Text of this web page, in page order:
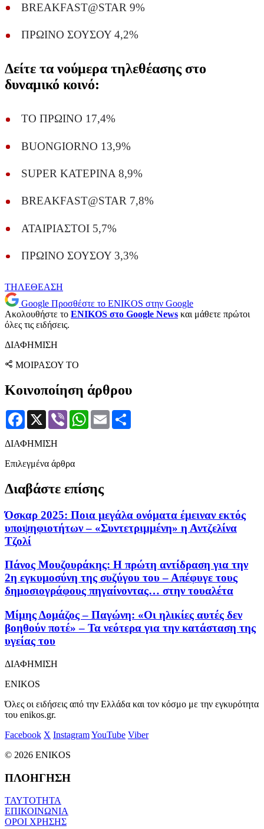
BREAKFAST@STAR 9%
ΠΡΩΙΝΟ ΣΟΥΣΟΥ 4,2%
Δείτε τα νούμερα τηλεθέασης στο
δυναμικό κοινό:
ΤΟ ΠΡΩΙΝΟ 17,4%
BUONGIORNO 13,9%
SUPER ΚΑΤΕΡΙΝΑ 8,9%
BREAKFAST@STAR 7,8%
ΑΤΑΙΡΙΑΣΤΟΙ 5,7%
ΠΡΩΙΝΟ ΣΟΥΣΟΥ 3,3%
ΤΗΛΕΘΕΑΣΗ
Google Προσθέστε το ENIKOS στην Google
Ακολουθήστε το ENIKOS στο Google News και μάθετε πρώτοι
όλες τις ειδήσεις.
ΔΙΑΦΗΜΙΣΗ
ΜΟΙΡΑΣΟΥ ΤΟ
Κοινοποίηση άρθρου
Facebook
X Viber WhatsApp
Email
ΔΙΑΦΗΜΙΣΗ
Επιλεγμένα άρθρα
Διαβάστε επίσης
Όσκαρ 2025: Ποια μεγάλα ονόματα έμειναν εκτός
υποψηφιοτήτων – «Συντετριμμένη» η Αντζελίνα
Τζολί
Πάνος Μουζουράκης: Η πρώτη αντίδραση για την
2η εγκυμοσύνη της συζύγου του – Απέφυγε τους
δημοσιογράφους πηγαίνοντας… στην τουαλέτα
Μίμης Δομάζος – Παγώνη: «Οι ηλικίες αυτές δεν
βοηθούν ποτέ» – Τα νεότερα για την κατάσταση της
υγείας του
ΔΙΑΦΗΜΙΣΗ
ENIKOS
Όλες οι ειδήσεις από την Ελλάδα και τον κόσμο με την εγκυρότητα
του enikos.gr.
Facebook X InstagramYouTube Viber
© 2026 ENIKOS
ΠΛΟΗΓΗΣΗ
ΤΑΥΤΟΤΗΤΑ
ΕΠΙΚΟΙΝΩΝΙΑ
ΟΡΟΙ ΧΡΗΣΗΣ